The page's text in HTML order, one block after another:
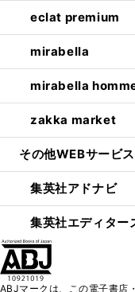
eclat premium
mirabella
mirabella
zakka market
その他WEBサービス
集英社アドナビ
集英社エディター
ABJマークは、この電子書店